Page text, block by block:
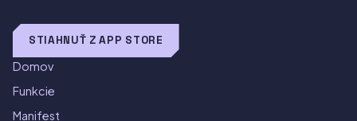
STIAHNUŤ Z APP STORE
Domov
Funkcie
Manifest